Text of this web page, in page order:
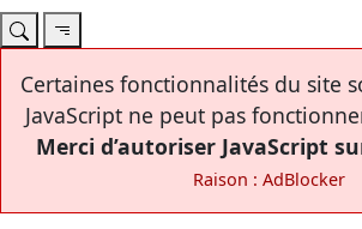
Certaines fonctionnalités du site
JavaScript ne peut pas
Merci d’autoriser JavaScript
Raison : AdBlocker